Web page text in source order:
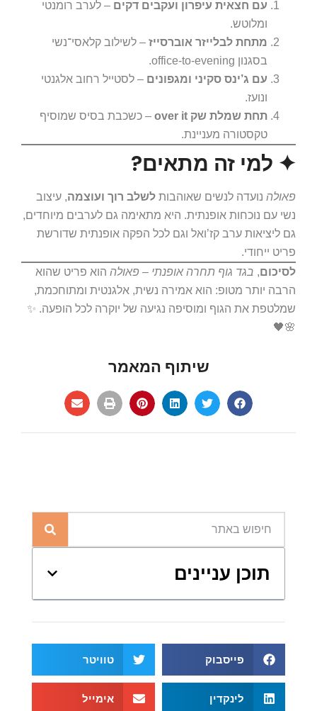
עם חצאית עיפרון ועקבים דקים – לערב רומנטי
ומלוטש.
מתחת לבלייזר אוברסייז – לשילוב קלאסי־נשי
בסגנון office-to-evening.
עם ג’ינס סקיני ומגפונים – לסטייל רחוב אלגנטי
ונועז.
תחת שמלת שק over it
– כשכבת בסיס שמוסיף
טקסטורה מעניינת.
✦ למי זה מתאים?
פאולה נועדה לנשים שאוהבות לשלב רוך ועוצמה, עיצוב
נשי עם נוכחות אופנתית. היא מתאימה גם לערבים מיוחדים,
גם ליציאות ערב קז’ואל וגם לכל הפקה אופנתית שדורשת
פריט ייחודי.
לסיכום, בגד גוף תחרה אופנתי – פאולה הוא פריט שהוא
הרבה יותר מטופ: הוא אמירה נשית, אלגנטית ומתוחכמת,
שמלטפת את הגוף ומוסיפה נגיעה של יוקרה לכל הופעה. ✨
🌸🖤
שיתוף המאמר
תוכן עניינים
פייסבוק טוויטר
לינקדין אימייל